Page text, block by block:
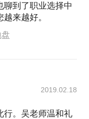
聊到了职业选择中
来越好。
2019.02.18
行。吴老师温和礼